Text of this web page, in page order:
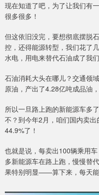
现在知道了吧，为了让我们有
很多很多！
但这依旧没完，要想彻底摆脱
控，还得能源转型，我们花了
水电，用电来替代石油成了我们
石油消耗大头在哪儿？交通领
原油，产出了4.28亿吨成品油
所以一旦路上跑的新能源车多
不？到今年2月，咱们国内卖
44.9%了！
也就是说，每卖出100辆乘用
多新能源车在路上跑，慢慢替
果特别明显——算下来，每天能